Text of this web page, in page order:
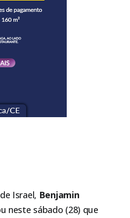
Israel, Benjamin
neste sábado (28) que